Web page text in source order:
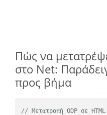
Πώς να
στο Net:
προς βήμα
// Μετατροπή ODP σε HTML